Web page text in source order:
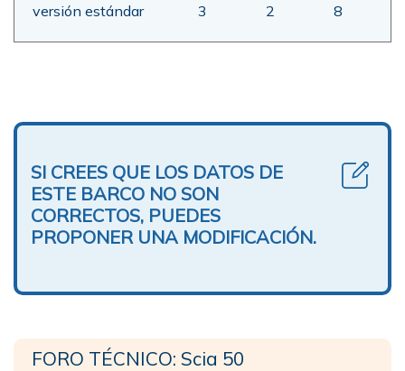
versión estándar 3 2 8
SI CREES QUE LOS DATOS DE
ESTE BARCO NO SON
CORRECTOS, PUEDES
PROPONER UNA MODIFICACIÓN.
FORO TÉCNICO: Scia 50